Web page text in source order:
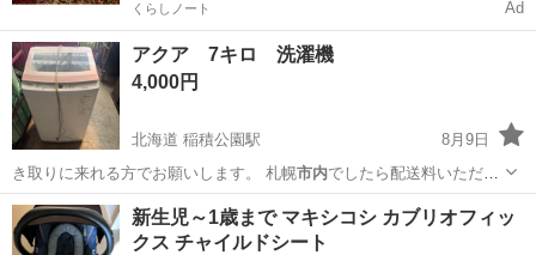
くらしノート Ad
アクア 7キロ 洗濯機
4,000円
北海道 稲積公園駅
8月9日
き取りに来れる方でお願いします。 札幌市内でしたら配送料いただけ
れば配送いたしま…
北海道 札幌市 稲積公園駅 生活家電
新生児～1歳まで マキシコシ カブリオフィッ
クス チャイルドシート